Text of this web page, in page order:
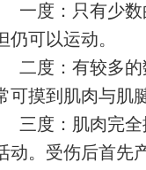
一度：只有少
仍可以运动。
二度：有较多
可摸到肌肉与肌
三度：肌肉完
动。受伤后首先